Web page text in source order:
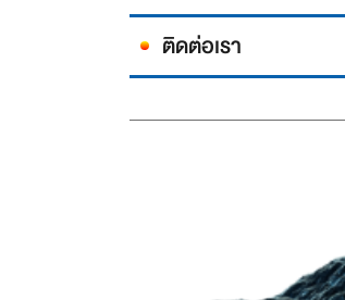
ติดต่อเรา